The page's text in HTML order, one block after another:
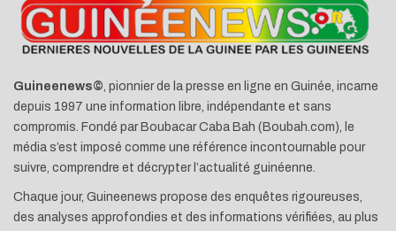
Guineenews©, pionnier de la presse en ligne en Guinée, incarne
depuis 1997 une information libre, indépendante et sans
compromis. Fondé par Boubacar Caba Bah (Boubah.com), le
média s’est imposé comme une référence incontournable pour
suivre, comprendre et décrypter l’actualité guinéenne.
Chaque jour, Guineenews propose des enquêtes rigoureuses,
des analyses approfondies et des informations vérifiées, au plus